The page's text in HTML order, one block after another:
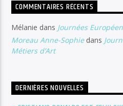
COMMENTAIRES RÉCENTS
Mélanie dans Journées
Moreau Anne-Sophiedans
Métiers d’Art
DERNIÈRES NOUVELLES